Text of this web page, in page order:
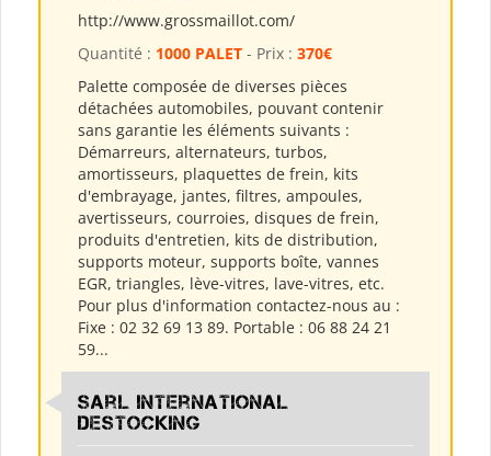
http://www.grossmaillot.com/
Quantité : 1000 PALET - Prix : 370€
Palette composée de diverses pièces
détachées automobiles, pouvant contenir
sans garantie les éléments suivants :
Démarreurs, alternateurs, turbos,
amortisseurs, plaquettes de frein, kits
d'embrayage, jantes, filtres, ampoules,
avertisseurs, courroies, disques de frein,
produits d'entretien, kits de distribution,
supports moteur, supports boîte, vannes
EGR, triangles, lève-vitres, lave-vitres, etc.
Pour plus d'information contactez-nous au :
Fixe : 02 32 69 13 89. Portable : 06 88 24 21
59...
Sarl International
Destocking